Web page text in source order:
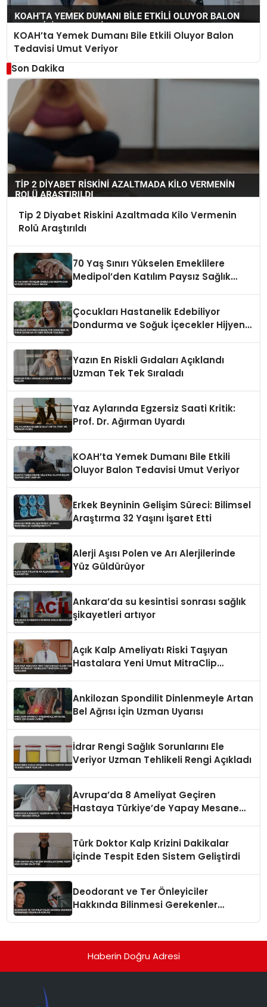
KOAH’ta Yemek Dumanı Bile Etkili Oluyor Balon
Tedavisi Umut Veriyor
Son Dakika
Tip 2 Diyabet Riskini Azaltmada Kilo Vermenin
Rolü Araştırıldı
70 Yaş Sınırı Yükselen Emeklilere
Medipol’den Katılım Paysız Sağlık
Çocukları Hastanelik Edebiliyor
Dondurma ve Soğuk İçecekler Hijyenik
Yazın En Riskli Gıdaları Açıklandı
Uzman Tek Tek Sıraladı
Yaz Aylarında Egzersiz Saati Kritik:
Prof. Dr. Ağırman Uyardı
KOAH’ta Yemek Dumanı Bile Etkili
Oluyor Balon Tedavisi Umut Veriyor
Erkek Beyninin Gelişim Süreci: Bilimsel
Araştırma 32 Yaşını İşaret Etti
Alerji Aşısı Polen ve Arı Alerjilerinde
Yüz Güldürüyor
Ankara’da su kesintisi sonrası sağlık
şikayetleri artıyor
Açık Kalp Ameliyatı Riski Taşıyan
Hastalara Yeni Umut MitraClip
Ankilozan Spondilit Dinlenmeyle Artan
Bel Ağrısı İçin Uzman Uyarısı
İdrar Rengi Sağlık Sorunlarını Ele
Veriyor Uzman Tehlikeli Rengi Açıkladı
Avrupa’da 8 Ameliyat Geçiren
Hastaya Türkiye’de Yapay Mesane
Türk Doktor Kalp Krizini Dakikalar
İçinde Tespit Eden Sistem Geliştirdi
Deodorant ve Ter Önleyiciler
Hakkında Bilinmesi Gerekenler
Haberin Doğru Adresi